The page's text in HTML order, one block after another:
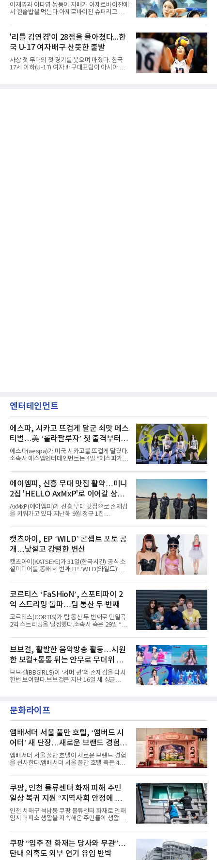
복고는 1쿼터 초반부터 박지오의 높은 슛 성공
률을 앞세워 공격을 주도하며 24-15로 기선을
후반 들어 내·외곽에서 고른 득점포를 가동하며
점수 차를 크게 벌려 여유 있게 승
이재영과 이다영 쌍둥이 자매가 아제르바이잔에
서 한솥밥을 먹는다.아제르바이잔 슈퍼리그 투
일 이다영과도 계약했다고 발표했다. 구단은 이
다영이 2026-2027시즌 투란 소속으로 활약할
예정이라고 전했다.두 선수가 국내를 떠난 것은
2021년이다. V리그 흥국생명 소속이던 당시 중
학교 시절 학교 폭력을 행사했다는 폭로가 나오
면서 한국 배구계를 등졌다.이재영의 해외 여정
은 순탄치 않았다. 2021년 말 그리스 PAOK 테
'리틀 김연경'이 28점을 몰아쳤다...한
국 U-17 여자배구 산뜻한 출발
사상 첫 무대의 첫 경기를 웃으며 마쳤다. 한국
17세 이하(U-17) 여자 배구대표팀이 아시아 챔
엔터테인먼트
에스파, 시카고 뜨겁게 달군 쇠맛 페스
티벌…美 ‘롤라팔루자’ 첫 출격부터
증명한 존재감
에스파(aespa)가 미국 시카고를 뜨겁게 달궜다.
소속사 에스엠엔터테인먼트는 4일 “에스파가
서 열린 ‘롤라팔루자 시카고’(Lollapalooza
Chicago)의 알리안츠 스테이지에 올랐다”며
“총 14곡으로 구성된 세트리스트를 선사, 데뷔 7
년 차다운 노련한 무대 매너와 파워풀한 에너지
로 현장의 분위기를 압도했다”고 밝혔다.1991
년 시작된 ‘롤라팔루자’는 8개 스테이지, 170여
팀의 아티스트와 40만 명 이상의 관객이 운집하
코르티스 등 K팝 스타들이 출연진 명단에 이름
을 올렸다.이날 에스파는
에이엠피, 신흥 무대 맛집 활약…미니
2집 'HELLO AxMxP'로 이어갈 상승
세
AxMxP(에이엠피)가 신흥 무대 맛집으로 존재감
을 키워가고 있다.지난해 9월 정규 1집
AxMxP는 데뷔 전부터 버스킹과 각종 페스티벌,
공연 무대에 오르며 실전 경험을 쌓아왔다.이들
은 소속사 패밀리 콘서트를 비롯해 '뷰티풀 민트
라이프 2025', '2025 부산국제록페스티벌' 등 대
형 무대에 잇달아 출연해 당찬 에너지와 풋풋한
매력으로 음악팬들의 눈도장을 찍었다.이후
AxMxP는 '카운트다운 판타지 2025-2026',
정적인 실력을 입증했고, 올해 '2026 어썸뮤직
페스티벌', '뷰티풀 민트 라이프 2026', '2026
캣츠아이, EP ‘WILD’ 콘셉트 포토 공
개…낯설고 강렬한 변신
캣츠아이(KATSEYE)가 31일(한국시간) 공식 소
셜미디어를 통해 세 번째 EP ‘WILD(와일드)’의
heart(와일드 하트)’라는 제목이 붙은 콘셉트 포
토에는 멤버들의 본능적이고 야성적인 면모가
강렬하게 담겼다. 짙은 아이섀도와 푸른빛·금빛·
붉은빛의 컬러 렌즈가 비현실적인 분위기를 자
아내고, 여러 원색이 불규칙하게 뒤섞인 멀티컬
러 헤어와 과감한 블루·블랙 립 메이크업이 낯설
고도 매혹적인 비주얼을 완성했다.스타일링 역
엣을 거침없이 결합했다. 멤버들은 각기 다른 개
성을 살린 스타일링을 선
코르티스 ‘FaSHioN’, 스포티파이 2
억 스트리밍 돌파…팀 통산 두 번째
코르티스(CORTIS)가 팀 통산 두 번째로 단일곡
2억 스트리밍을 달성했다.소속사 측은 29일 “코
벌 오디오·음원 스트리밍 플랫폼 스포티파이에
서 27일 자로 누적 재생 수 2억 회를 돌파했
다”고 밝혔다.곡이 발표된 지 약 10개월 만이다.
팀의 첫 번째 2억 스트리밍 곡은 동일 음반에 수
록된 ‘GO!’다. 이 노래는 공개 약 9개월 만인 지
난달 26일 자에 2억 고지를 밟았다. 이는 최근 5
년 내 데뷔한 보이그룹의 곡 중 최단기 2억 달성
했다. “내 티, 5 bucks 바지는, 만원” 등 멤버들
의 라이프 스타일
브브걸, 활발한 음악방송 활동…시원
한 보컬+통통 튀는 안무로 무더위 사
냥
브브걸(BBGIRLS)이 ‘서머 퀸’의 존재감을 다시
한번 보여줬다.브브걸은 지난 16일 새 싱글
MBC '쇼! 음악중심', SBS '인기가요' 등 주요 음
악방송 무대에 올라 화려한 퍼포먼스를 펼쳤다.
력을 앞세워 매 무대 색다른 볼거리를 선사했다.
특히 화사한 파스텔 톤의 비치웨어부터 청량한
마린룩, 햇살 아래 반짝이는 물결을 연상시키는
스커트, 강렬한 붉은 계열의 스타일링까지 각기
다른 매력을 선보였다. 브브걸은 다채로운 여름
패션을 완벽하게 소화하며 보
문화라이프
앰배서더 서울 풀만 호텔, ‘앰버드 시
어터’ 새 단장…새로운 브랜드 경험 선
사
앰배서더 서울 풀만 호텔이 새로운 브랜드 경험
을 선사한다.앰배서더 서울 풀만 호텔 측은 4일
이야기를 담은 인형 극장 콘셉트의 공간 ‘앰버드
시어터(Ambird Theater)’를 새롭게 선보인
다”고 밝혔다.앰배서더 서울 풀만 호텔은 로비
한편에 마련된 앰버드 존을 통해 앰버드의 세계
관을 소개해왔다. 앰버드 존은 앰버드가 우주여
행 중 수집한 다양한 굿즈를 전시한 '앰버드 플래
닛(Ambird Planet)과 계절별 플라워 연출로 사
라 극장을 모티브로 한 데코레이션으로 구성됐
다. 무대 공간 및 티켓 박스
쿠팡, 인천 물류센터 화재 피해 주민
일상 복귀 지원 “지역사회 안정에 총
력”
인천 서해구 석남동 쿠팡 물류센터 화재로 인해
임시 대피소 생활을 지속해온 주민들이 생활 터
필먼트서비스(CFS)가 지난 28일부터 화재 피해
주민을 대상으로 전문 출장 청소서비스 지원에
나섬으로써 본격적인 지역사회 복구 작업이 시
작된 것이다.대피소 주민 중심 청소 접수, 첫날
쿠팡 “입주 전 화재는 당사와 무관”…
탄내 의혹도 외부 연기 유입 반박